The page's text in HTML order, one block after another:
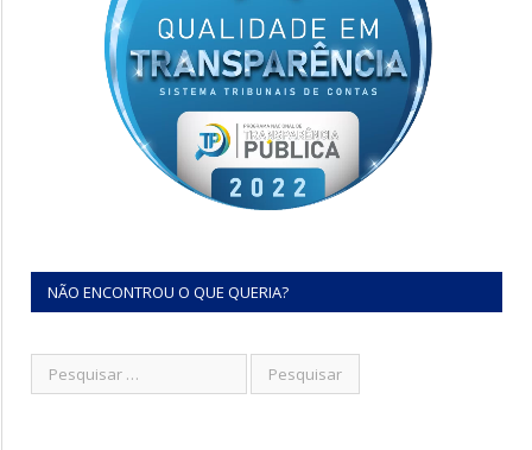
NÃO ENCONTROU O QUE QUERIA?